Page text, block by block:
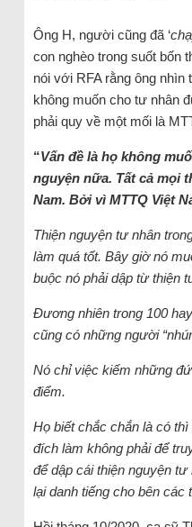
Ông H, người cũng đã ‘
con nghèo trong suốt bốn
nói với RFA rằng ông nhìn
không muốn cho tư nhân
phải quy về một mối là
“Vấn đề là họ không
nguyện nữa. Tất cả mọi
Nam. Bởi vì MTTQ Việt
Thiện nguyện tư nhân
làm quá tốt. Bây giờ nó
buộc nó phải dập từ thiện
Đương nhiên trong 100
cũng có những người
Nó chỉ việc kiếm những
điểm.
Họ biết chắc chắn là có
đích làm không phải để
để dập cái thiện nguyện
lại danh tiếng cho bên